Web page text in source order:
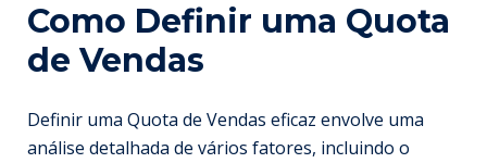
Como Definir uma Quota
de Vendas
Definir uma Quota de Vendas eficaz envolve uma
análise detalhada de vários fatores, incluindo o